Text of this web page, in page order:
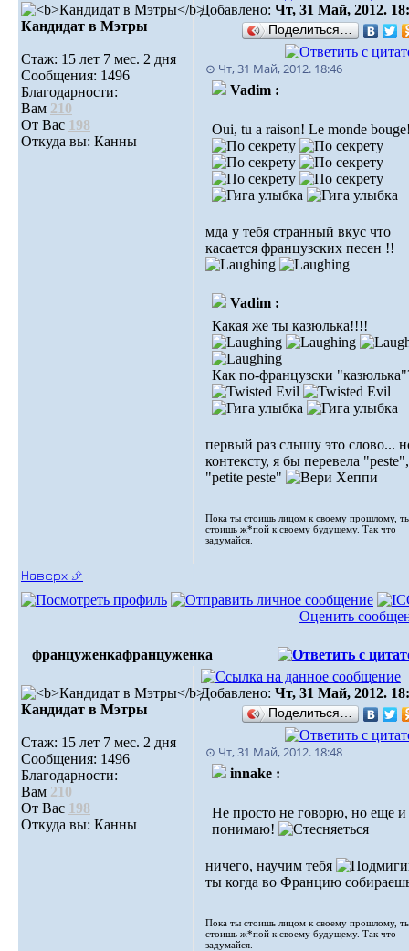
Кандидат в Мэтры
Стаж: 15 лет 7 мес. 2 дня
Сообщения: 1496
Благодарности:
Вам 210
От Вас 198
Откуда вы: Канны
Добавлено: Чт, 31 Май, 2012.
Поделиться…
⊙ Чт, 31 Май, 2012. 18:46
Vadim :
Oui, tu a raison! Le monde
мда у тебя странный вкус что
касается французских песен !!
Vadim :
Какая же ты казюлька!!!!
Как по-французски
первый раз слышу это слово...
контексту, я бы перевела "peste",
"petite peste"
Пока ты стоишь лицом к своему прошлому,
стоишь ж*пой к своему будущему. Так что
задумайся.
Наверх ⮵
Оценить
француженкафранцуженка
Кандидат в Мэтры
Стаж: 15 лет 7 мес. 2 дня
Сообщения: 1496
Благодарности:
Вам 210
От Вас 198
Откуда вы: Канны
Добавлено: Чт, 31 Май, 2012.
Поделиться…
⊙ Чт, 31 Май, 2012. 18:48
innake :
Не просто не говорю, но еще и
понимаю!
ничего, научим тебя
ты когда во Францию
Пока ты стоишь лицом к своему прошлому,
стоишь ж*пой к своему будущему. Так что
задумайся.